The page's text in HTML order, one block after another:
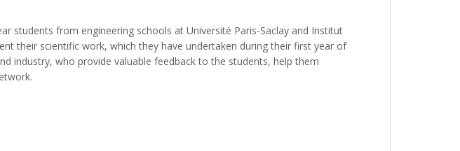
students from engineering schools at Université Paris-Saclay and Institut
their scientific work, which they have undertaken during their first year of
industry, who provide valuable feedback to the students, help them